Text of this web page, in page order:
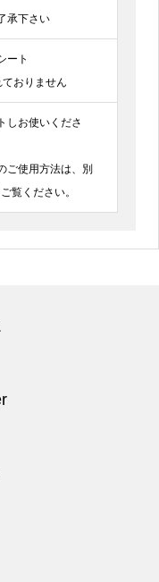
承下さい
ート
おりません
しお使いくださ
ご使用方法は、別
覧ください。